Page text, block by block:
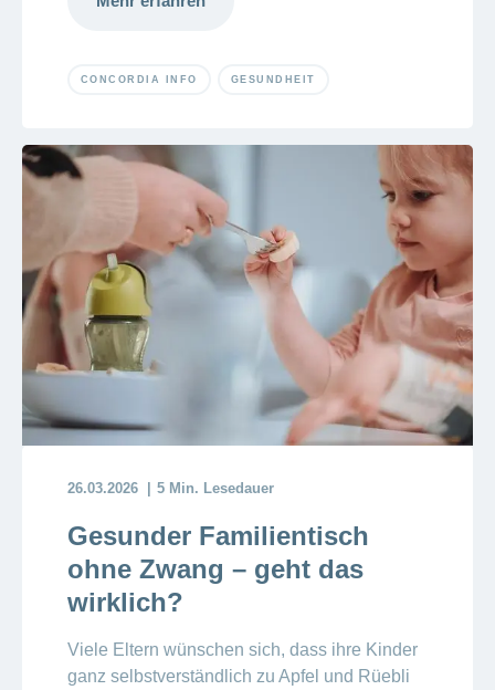
CONCORDIA INFO GESUNDHEIT
26.03.2026 5 Min. Lesedauer
Gesunder Familientisch
ohne Zwang – geht das
wirklich?
Viele Eltern wünschen sich, dass ihre Kinder
ganz selbstverständlich zu Apfel und Rüebli